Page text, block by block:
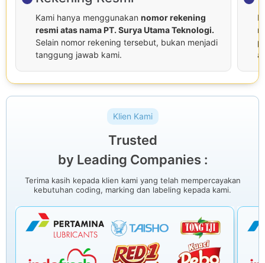
Kami hanya menggunakan nomor rekening
resmi atas nama PT. Surya Utama Teknologi.
Selain nomor rekening tersebut, bukan menjadi
tanggung jawab kami.
Klien Kami
Trusted
by Leading Companies :
Terima kasih kepada klien kami yang telah mempercayakan
kebutuhan coding, marking dan labeling kepada kami.